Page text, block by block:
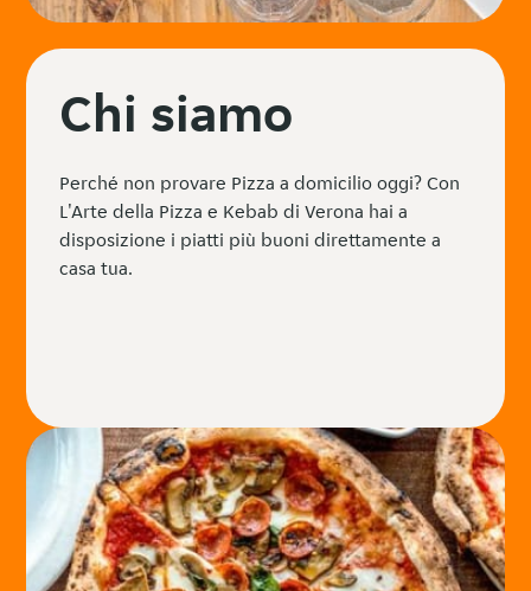
Chi siamo
Perché non provare Pizza a domicilio oggi? Con
L'Arte della Pizza e Kebab di Verona hai a
disposizione i piatti più buoni direttamente a
casa tua.